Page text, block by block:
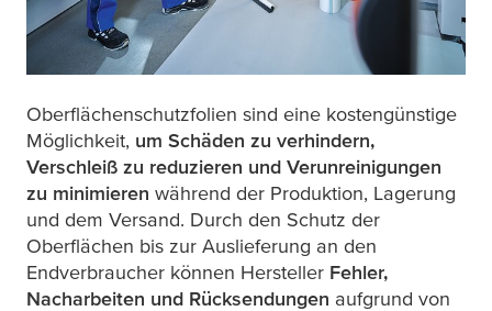
Oberflächenschutzfolien sind eine kostengünstige
Möglichkeit, um Schäden zu verhindern,
Verschleiß zu reduzieren und Verunreinigungen
zu minimieren während der Produktion, Lagerung
und dem Versand. Durch den Schutz der
Oberflächen bis zur Auslieferung an den
Endverbraucher können Hersteller Fehler,
Nacharbeiten und Rücksendungen aufgrund von